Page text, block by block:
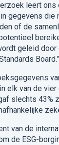
leert
gegevens die
of de
geleid door
Board.”
elk van de
slechts 43%
van de
de ESG-